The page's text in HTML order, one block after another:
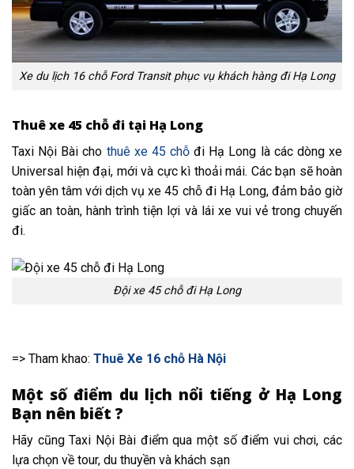
Xe du lịch 16 chỗ Ford Transit phục vụ khách hàng đi Hạ Long
Thuê xe 45 chỗ đi tại Hạ Long
Taxi Nội Bài cho thuê xe 45 chỗ đi Hạ Long là các dòng xe
Universal hiện đại, mới và cực kì thoải mái. Các bạn sẽ hoàn
toàn yên tâm với dịch vụ xe 45 chỗ đi Hạ Long, đảm bảo giờ
giấc an toàn, hành trình tiện lợi và lái xe vui vẻ trong chuyến
đi.
Đội xe 45 chỗ đi Hạ Long
=> Tham khao: Thuê Xe 16 chỗ Hà Nội
Một số điểm du lịch nổi tiếng ở Hạ Long
Bạn nên biết ?
Hãy cũng Taxi Nội Bài điểm qua một số điểm vui chơi, các
lựa chọn về tour, du thuyền và khách sạn